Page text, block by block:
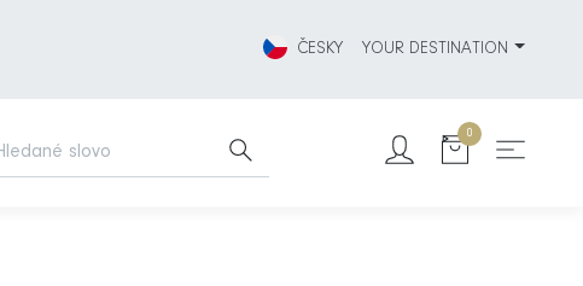
ČESKY YOUR DESTINATION
0